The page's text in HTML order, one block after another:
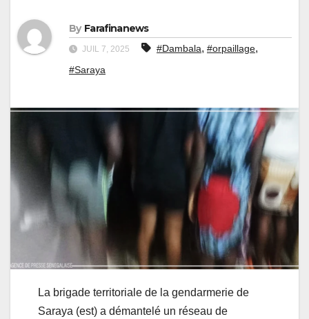
By Farafinanews
JUIL 7, 2025 #Dambala, #orpaillage,
#Saraya
La brigade territoriale de la gendarmerie de
Saraya (est) a démantelé un réseau de